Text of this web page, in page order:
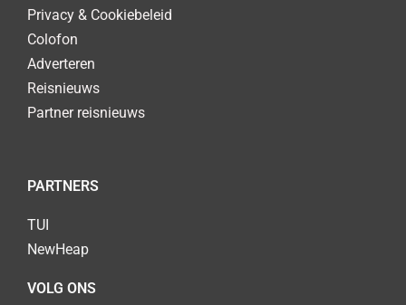
Privacy & Cookiebeleid
Colofon
Adverteren
Reisnieuws
Partner reisnieuws
PARTNERS
TUI
NewHeap
VOLG ONS